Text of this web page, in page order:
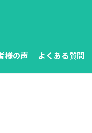
様の声 よくある質問